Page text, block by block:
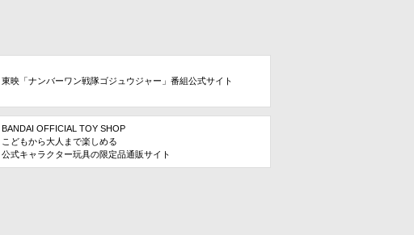
東映「ナンバーワン戦隊ゴジュウジャー」番組公式サイト
BANDAI OFFICIAL TOY SHOP
こどもから大人まで楽しめる
公式キャラクター玩具の限定品通販サイト